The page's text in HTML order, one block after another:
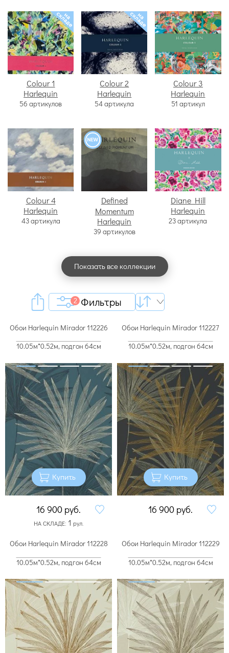
Colour 1
Harlequin
56 артикулов
Colour 2
Harlequin
54 артикула
Colour 3
Harlequin
51 артикул
Colour 4
Harlequin
43 артикула
Defined
Momentum
Harlequin
39 артикулов
Diane Hill
Harlequin
23 артикула
Показать все коллекции
Фильтры
2
Обои Harlequin Mirador 112226
10.05м*0.52м, подгон 64см
Купить
16 900 руб.
НА СКЛАДЕ: 1 рул.
Обои Harlequin Mirador 112227
10.05м*0.52м, подгон 64см
Купить
16 900 руб.
Обои Harlequin Mirador 112228
10.05м*0.52м, подгон 64см
Обои Harlequin Mirador 112229
10.05м*0.52м, подгон 64см